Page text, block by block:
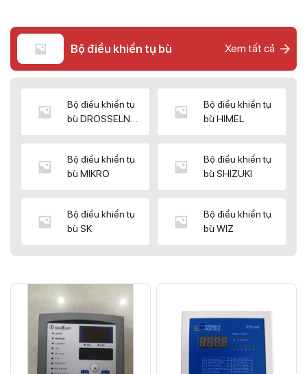
Bộ điều khiển tụ bù Xem tất cả
Bộ điều khiển tụ
bù DROSSELN
Bộ điều khiển tụ
bù HIMEL
Bộ điều khiển tụ
bù MIKRO
Bộ điều khiển tụ
bù SHIZUKI
Bộ điều khiển tụ
bù SK
Bộ điều khiển tụ
bù WIZ